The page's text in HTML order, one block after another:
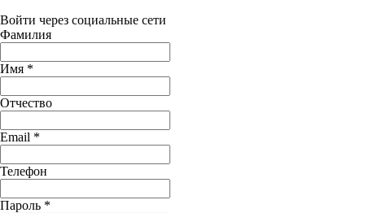
Войти через социальные сети
Фамилия
Имя *
Отчество
Email *
Телефон
Пароль *